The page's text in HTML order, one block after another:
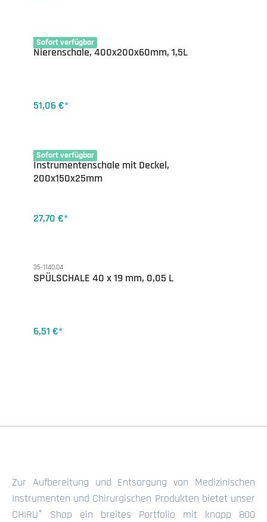
Sofort verfügbar
35-1149.40
Nierenschale, 400x200x60mm, 1,5L
51,06 €*
Sofort verfügbar
35-1254.20D
Instrumentenschale mit Deckel,
200x150x25mm
27,70 €*
35-1140.04
SPÜLSCHALE 40 x 19 mm, 0,05 L
6,51 €*
Zur Aufbereitung und Entsorgung von Medizinischen
Instrumenten und Chirurgischen Produkten bietet unser
CHIRU+
Shop ein breites Portfolio mit knapp 800